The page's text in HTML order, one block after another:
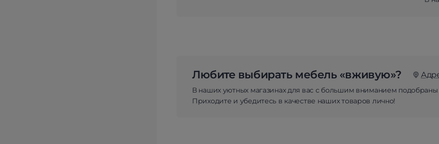
Любите выбирать мебель «вживую»?
В наших уютных магазинах для вас с большим вниманием
Приходите и убедитесь в качестве наших товаров лично!